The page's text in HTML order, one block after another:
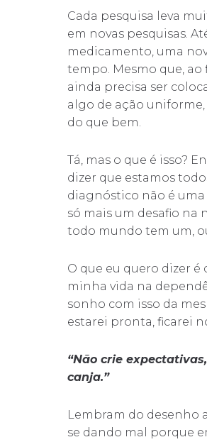
Cada pesquisa leva
em novas pesquisas.
medicamento, uma
tempo. Mesmo que, ao
ainda precisa ser
algo de ação
do que bem.
Tá, mas o que é isso?
dizer que estamos
diagnóstico não é
só mais um desafio na
todo mundo tem um,
O que eu quero dizer é
minha vida na
sonho com isso da
estarei pronta, ficarei
“Não crie
canja.”
Lembram do desenho
se dando mal porque